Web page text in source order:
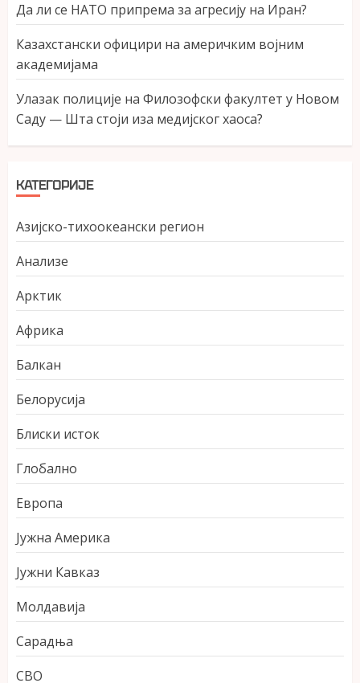
Да ли се НАТО припрема за агресију на Иран?
Казахстански официри на америчким војним
академијама
Улазак полиције на Филозофски факултет у Новом
Саду — Шта стоји иза медијског хаоса?
КАТЕГОРИЈЕ
Азијско-тихоокеански регион
Анализе
Арктик
Африка
Балкан
Белорусија
Блиски исток
Глобално
Европа
Јужна Америка
Јужни Кавказ
Молдавија
Сарадња
СВО